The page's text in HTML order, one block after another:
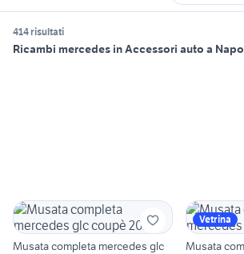
414 risultati
Ricambi mercedes in Accessori auto a
Musata completa mercedes glc
Vetrina
Musata